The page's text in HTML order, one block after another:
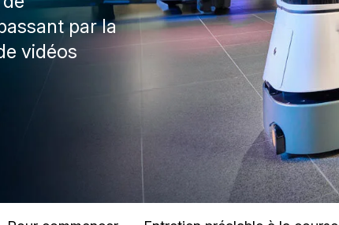
par la
vidéos